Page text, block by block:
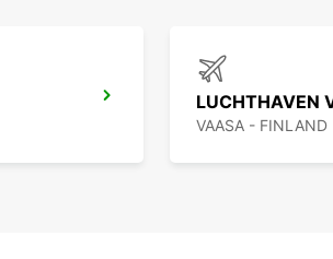
LUCHTHAVEN
VAASA - FINLAND